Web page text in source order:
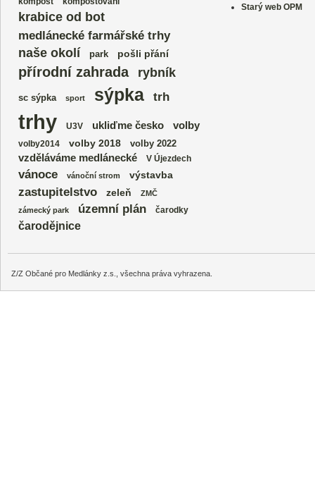
krabice od bot
medlánecké farmářské trhy
naše okolí
park pošli přání
přírodní zahrada rybník
sc sýpka sport sýpka trh
trhy U3V ukliďme česko volby
volby2014 volby 2018 volby 2022
vzděláváme medlánecké V Újezdech
vánoce vánoční strom výstavba
zastupitelstvo zeleň
ZMČ
zámecký park
územní plán čarodky
čarodějnice
Starý web OPM
Z/Z Občané pro Medlánky z.s., všechna práva vyhrazena.